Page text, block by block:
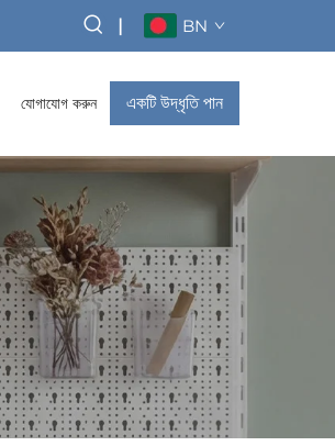
| BN
যোগাযোগ করুন একটি উদ্ধৃতি পান